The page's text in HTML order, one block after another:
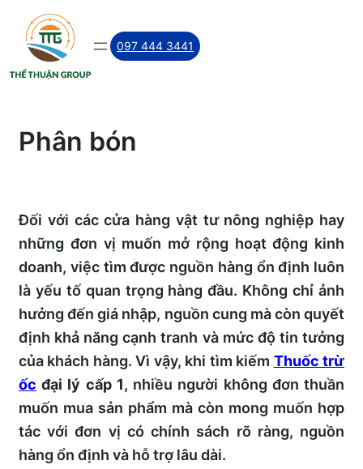
Skip
content
097 444 3441
Phân bón
Đối với các cửa hàng vật tư nông nghiệp hay
những đơn vị muốn mở rộng hoạt động kinh
doanh, việc tìm được nguồn hàng ổn định luôn
là yếu tố quan trọng hàng đầu. Không chỉ ảnh
hưởng đến giá nhập, nguồn cung mà còn quyết
định khả năng cạnh tranh và mức độ tin tưởng
của khách hàng. Vì vậy, khi tìm kiếm Thuốc trừ
ốc đại lý cấp 1, nhiều người không đơn thuần
muốn mua sản phẩm mà còn mong muốn hợp
tác với đơn vị có chính sách rõ ràng, nguồn
hàng ổn định và hỗ trợ lâu dài.